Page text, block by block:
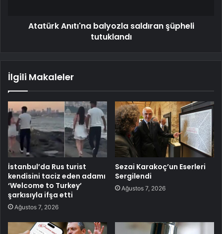
Atatürk Anıtı'na balyozla saldıran şüpheli
tutuklandı
İlgili Makaleler
İstanbul’da Rus turist
kendisini taciz eden adamı
‘Welcome to Turkey’
şarkısıyla ifşa etti
Ağustos 7, 2026
Sezai Karakoç’un Eserleri
Sergilendi
Ağustos 7, 2026